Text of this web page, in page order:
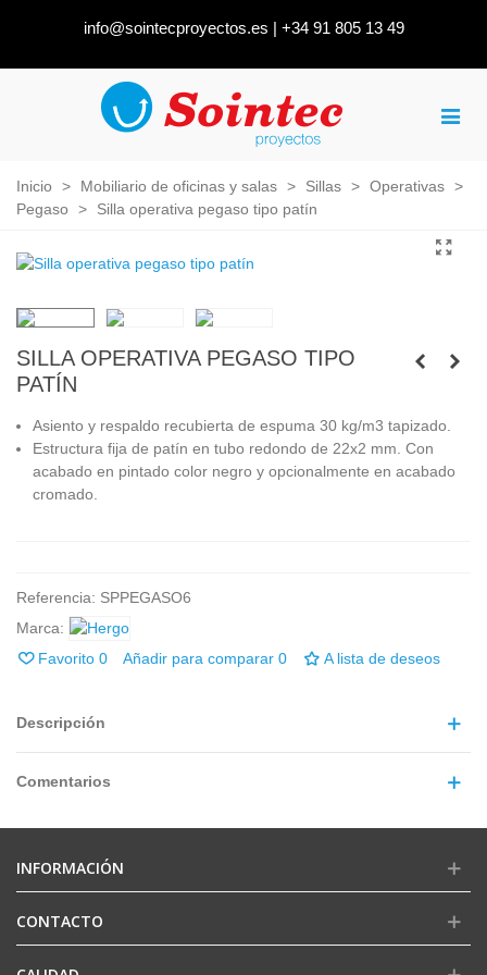
info@sointecproyectos.es | +34 91 805 13 49
Inicio > Mobiliario de oficinas y salas > Sillas > Operativas >
Pegaso
> Silla operativa pegaso tipo patín
SILLA OPERATIVA PEGASO TIPO
PATÍN
Asiento y respaldo recubierta de espuma 30 kg/m3 tapizado.
Estructura fija de patín en tubo redondo de 22x2 mm. Con
acabado en pintado color negro y opcionalmente en acabado
cromado.
Referencia: SPPEGASO6
Marca:
Favorito 0 Añadir para comparar 0 A lista de deseos
Descripción
Comentarios
INFORMACIÓN
CONTACTO